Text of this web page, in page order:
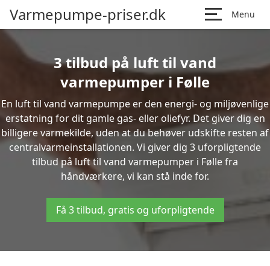
Varmepumpe-priser.dk Menu
3 tilbud på luft til vand
varmepumper i Følle
En luft til vand varmepumpe er den energi- og miljøvenlige
erstatning for dit gamle gas- eller oliefyr. Det giver dig en
billigere varmekilde, uden at du behøver udskifte resten af
centralvarmeinstallationen. Vi giver dig 3 uforpligtende
tilbud på luft til vand varmepumper i Følle fra
håndværkere, vi kan stå inde for.
Få 3 tilbud, gratis og uforpligtende